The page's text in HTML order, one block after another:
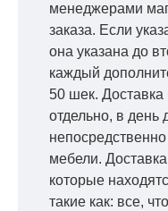
менеджерами
заказа. Если
она указана до
каждый
50 шек. Доставка
отдельно, в день
мебели.
которые
такие как: все,